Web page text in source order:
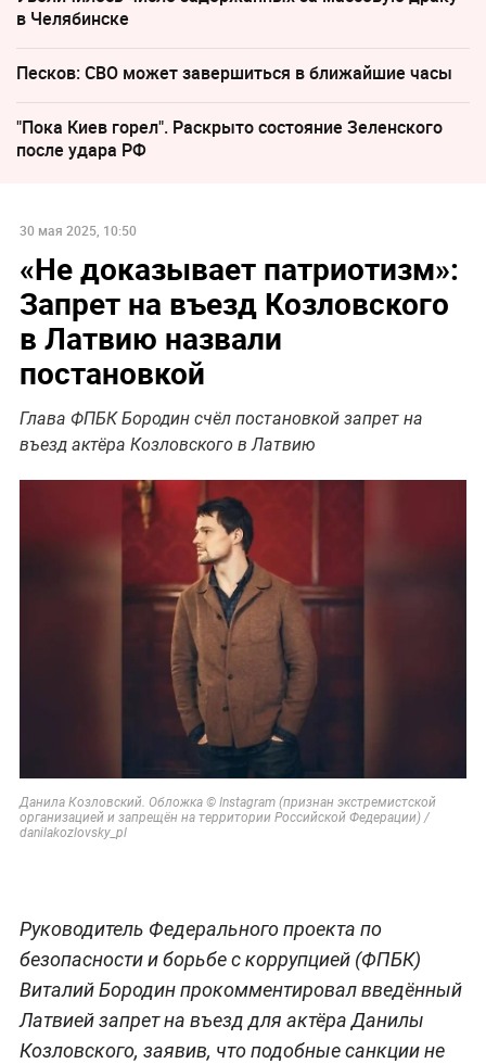
в Челябинске
Песков: СВО может завершиться в ближайшие часы
"Пока Киев горел". Раскрыто состояние Зеленского
после удара РФ
30 мая 2025, 10:50
«Не доказывает патриотизм»:
Запрет на въезд Козловского
в Латвию назвали
постановкой
Глава ФПБК Бородин счёл постановкой запрет на
въезд актёра Козловского в Латвию
Данила Козловский. Обложка © Instagram (признан экстремистской
организацией и запрещён на территории Российской Федерации) /
danilakozlovsky_pl
Руководитель Федерального проекта по
безопасности и борьбе с коррупцией (ФПБК)
Виталий Бородин прокомментировал введённый
Латвией запрет на въезд для актёра Данилы
Козловского, заявив, что подобные санкции не